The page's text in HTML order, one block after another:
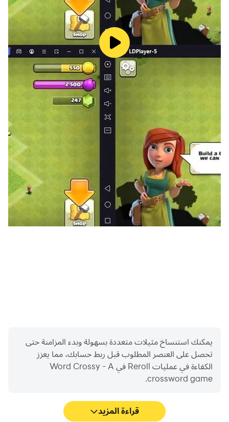
لا حدود زمنية ، لا ضغط.
تحدث اللعبة بوتيرة ممتعة - دون أي حدود زمنية أو ضغط - مما
يجعلها وسيلة رائعة لتمضية الوقت بشكل مريح.
تهجئة الكلمات وسط الخلفيات الجميلة والإيقاعات الهادئة لجلب
الصفاء إلى وقت فراغك.
مزيج ممتع من ألعاب Word Find و الكلمات المتقاطعة
تجربة بصرية رائعة
المدمج في القاموس: تعلم كلمات جديدة وتوسيع المفردات الخاصة
التحدي اليومي: مستويات كاملة لكسب النجوم والتي يمكن
يمكنك استنساخ مثيلات متعددة بسهولة وبدء المزامنة حتى
تحصل على العنصر المطلوب قبل ربط حسابك، مما يعزز
الكفاءة في عمليات Reroll في Word Crossy - A
crossword game.
قراءة المزيد